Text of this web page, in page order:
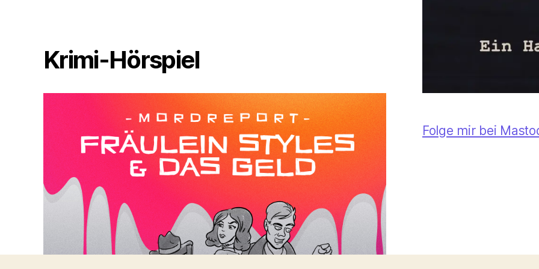
Krimi-Hörspiel
Folge mir bei